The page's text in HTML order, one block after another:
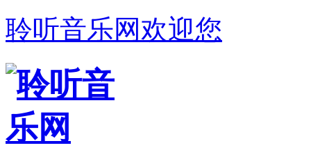
聆听音乐网欢迎您